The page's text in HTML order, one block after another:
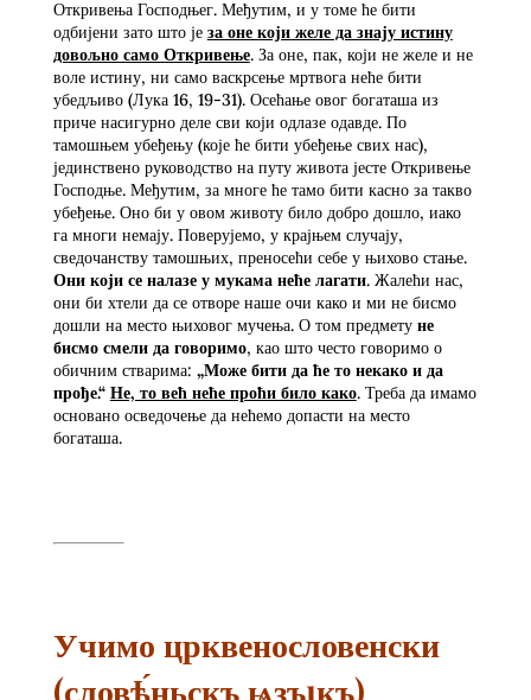
Откривења Господњег. Међутим, и у томе ће бити
одбијени зато што је за оне који желе да знају истину
довољно само Откривење. За оне, пак, који не желе и не
воле истину, ни само васкрсење мртвога неће бити
убедљиво (Лука 16, 19-31). Осећање овог богаташа из
приче насигурно деле сви који одлазе одавде. По
тамошњем убеђењу (које ће бити убеђење свих нас),
јединствено руководство на путу живота јесте Откривење
Господње. Међутим, за многе ће тамо бити касно за такво
убеђење. Оно би у овом животу било добро дошло, иако
га многи немају. Поверујемо, у крајњем случају,
сведочанству тамошњих, преносећи себе у њихово стање.
Они који се налазе у мукама неће лагати. Жалећи нас,
они би хтели да се отворе наше очи како и ми не бисмо
дошли на место њиховог мучења. О том предмету не
бисмо смели да говоримо, као што често говоримо о
обичним стварима: „Може бити да ће то некако и да
прође.“ Не, то већ неће проћи било како. Треба да имамо
основано осведочење да нећемо допасти на место
богаташа.
Учимо црквенословенски
(словѣ́ньскъ ѩзъıкъ)